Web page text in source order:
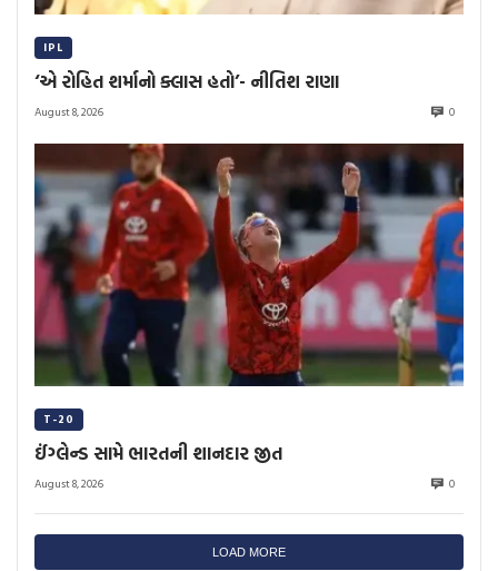
IPL
‘એ રોહિત શર્માનો ક્લાસ હતો’- નીતિશ રાણા
August 8, 2026 0
T-20
ઈંગ્લેન્ડ સામે ભારતની શાનદાર જીત
August 8, 2026 0
LOAD MORE